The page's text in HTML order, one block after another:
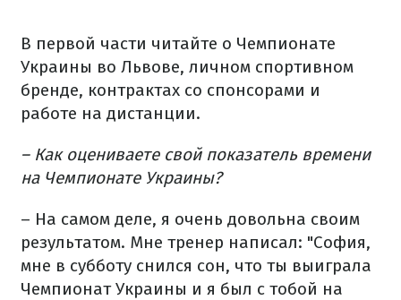
В первой части читайте о Чемпионате
Украины во Львове, личном спортивном
бренде, контрактах со спонсорами и
работе на дистанции.
– Как оцениваете свой показатель времени
на Чемпионате Украины?
– На самом деле, я очень довольна своим
результатом. Мне тренер написал: "София,
мне в субботу снился сон, что ты выиграла
Чемпионат Украины и я был с тобой на